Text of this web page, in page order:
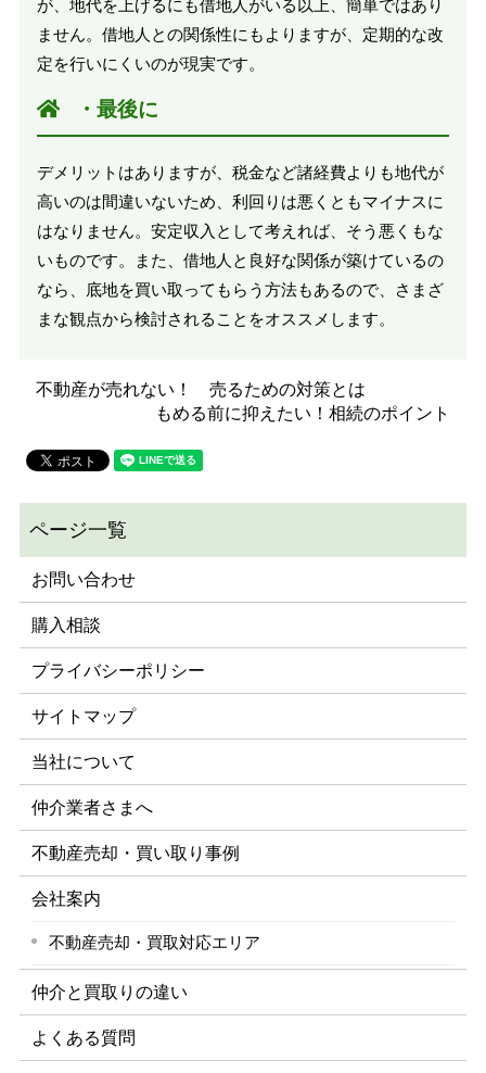
が、地代を上げるにも借地人がいる以上、簡単ではあり
ません。借地人との関係性にもよりますが、定期的な改
定を行いにくいのが現実です。
・最後に
デメリットはありますが、税金など諸経費よりも地代が
高いのは間違いないため、利回りは悪くともマイナスに
はなりません。安定収入として考えれば、そう悪くもな
いものです。また、借地人と良好な関係が築けているの
なら、底地を買い取ってもらう方法もあるので、さまざ
まな観点から検討されることをオススメします。
不動産が売れない！ 売るための対策とは
もめる前に抑えたい！相続のポイント
お問い合わせ
購入相談
プライバシーポリシー
サイトマップ
当社について
仲介業者さまへ
不動産売却・買い取り事例
会社案内
不動産売却・買取対応エリア
仲介と買取りの違い
よくある質問